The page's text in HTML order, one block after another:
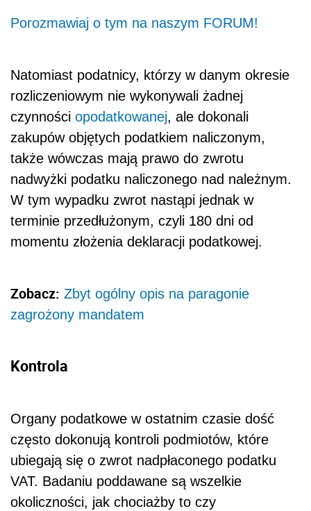
Porozmawiaj o tym na naszym FORUM!
Natomiast podatnicy, którzy w danym okresie
rozliczeniowym nie wykonywali żadnej
czynności opodatkowanej, ale dokonali
zakupów objętych podatkiem naliczonym,
także wówczas mają prawo do zwrotu
nadwyżki podatku naliczonego nad należnym.
W tym wypadku zwrot nastąpi jednak w
terminie przedłużonym, czyli 180 dni od
momentu złożenia deklaracji podatkowej.
Zobacz: Zbyt ogólny opis na paragonie
zagrożony mandatem
Kontrola
Organy podatkowe w ostatnim czasie dość
często dokonują kontroli podmiotów, które
ubiegają się o zwrot nadpłaconego podatku
VAT. Badaniu poddawane są wszelkie
okoliczności, jak chociażby to czy